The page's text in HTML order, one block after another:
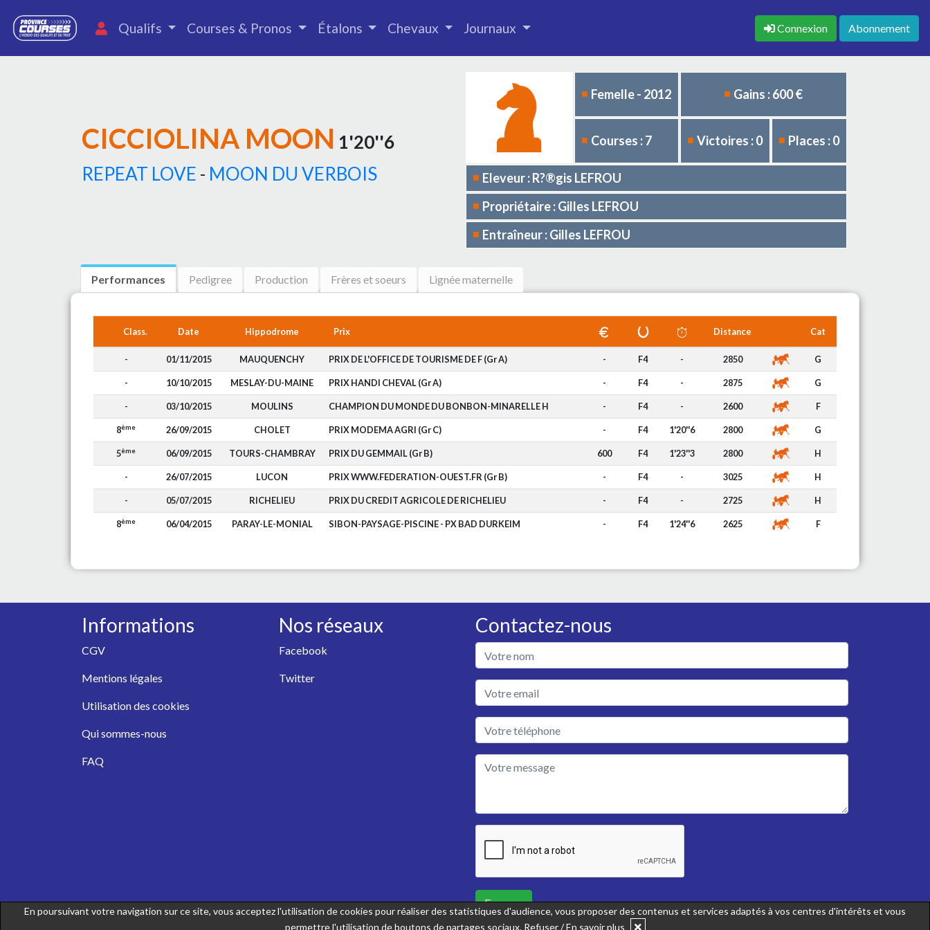
Qualifs Courses & Pronos Étalons Chevaux Journaux Connexion Abonnement
CICCIOLINA MOON 1'20''6
REPEAT LOVE - MOON DU VERBOIS
Femelle - 2012 Gains : 600 €
Courses : 7 Victoires : 0 Places : 0
Eleveur : R?®gis LEFROU
Propriétaire : Gilles LEFROU
Entraîneur : Gilles LEFROU
Performances Pedigree Production Frères et soeurs Lignée maternelle
Class. Date Hippodrome Prix Distance Cat
- 01/11/2015 MAUQUENCHY PRIX DE L'OFFICE DE TOURISME DE F (Gr A) - F4 - 2850 G
- 10/10/2015 MESLAY-DU-MAINE PRIX HANDI CHEVAL (Gr A) - F4 - 2875 G
- 03/10/2015 MOULINS CHAMPION DU MONDE DU BONBON-MINARELLE H - F4 - 2600 F
8ème 26/09/2015 CHOLET PRIX MODEMA AGRI (Gr C) - F4 1'20''6 2800 G
5ème 06/09/2015 TOURS-CHAMBRAY PRIX DU GEMMAIL (Gr B) 600 F4 1'23''3 2800 H
- 26/07/2015 LUCON PRIX WWW.FEDERATION-OUEST.FR (Gr B) - F4 - 3025 H
- 05/07/2015 RICHELIEU PRIX DU CREDIT AGRICOLE DE RICHELIEU - F4 - 2725 H
8ème 06/04/2015 PARAY-LE-MONIAL SIBON-PAYSAGE-PISCINE - PX BAD DURKEIM - F4 1'24''6 2625 F
Informations
CGV
Mentions légales
Utilisation des cookies
Qui sommes-nous
FAQ
Nos réseaux
Facebook
Twitter
Contactez-nous
Envoyer
En poursuivant votre navigation sur ce site, vous acceptez l'utilisation de cookies pour réaliser des statistiques d'audience, vous proposer des contenus et services adaptés à vos centres d'intérêts et vous
permettre l'utilisation de boutons de partages sociaux. Refuser/En savoir plus